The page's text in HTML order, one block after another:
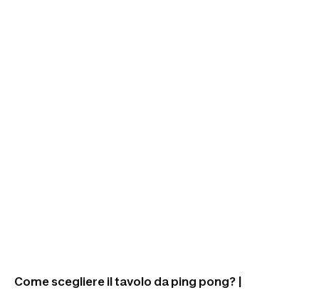
Come scegliere il tavolo da ping pong? |